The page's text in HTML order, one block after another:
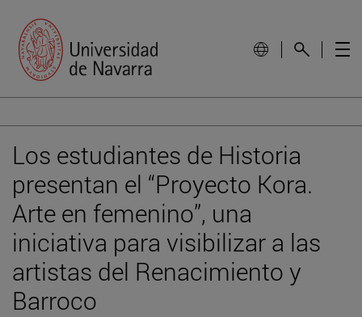
Los estudiantes de Historia
presentan el “Proyecto Kora.
Arte en femenino”, una
iniciativa para visibilizar a las
artistas del Renacimiento y
Barroco